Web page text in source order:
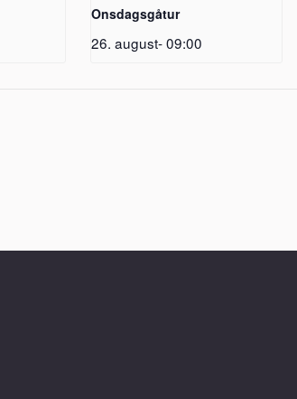
Onsdagsgåtur
26. august- 09:00